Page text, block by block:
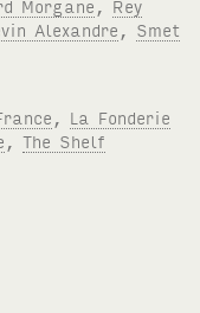
Morgane
Rey
Alexandre
Smet
La Fonderie
,The Shelf